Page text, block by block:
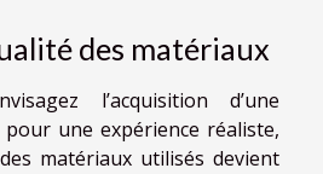
des matériaux
l’acquisition d’une
une expérience réaliste,
matériaux utilisés devient